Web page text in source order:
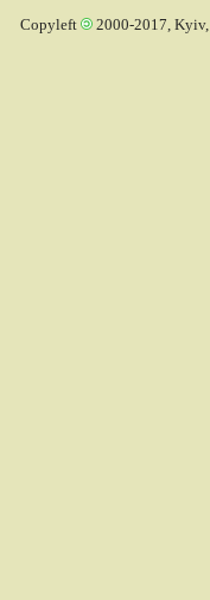
Copyleft 2000-2017, Kyiv,